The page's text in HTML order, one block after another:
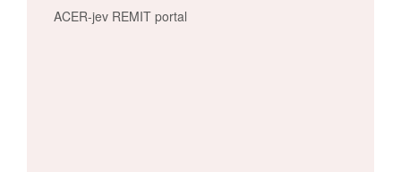
ACER-jev REMIT portal